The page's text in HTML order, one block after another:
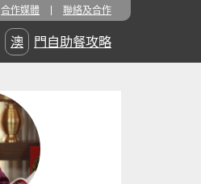
合作媒體 聯絡及合作
澳門自助餐攻略